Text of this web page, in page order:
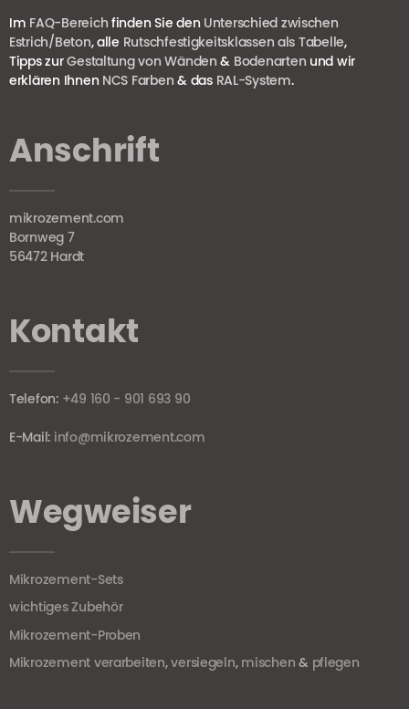
Im FAQ-Bereich finden Sie den Unterschied zwischen
Estrich/Beton, alle Rutschfestigkeitsklassen als Tabelle,
Tipps zurGestaltung von Wänden & Bodenarten und wir
erklären Ihnen NCS Farben & das RAL-System.
Anschrift
mikrozement.com
Bornweg 7
56472 Hardt
Kontakt
Telefon: +49 160 - 901 693 90
E-Mail: info@mikrozement.com
Wegweiser
Mikrozement-Sets
wichtiges Zubehör
Mikrozement-Proben
Mikrozement verarbeiten,versiegeln, mischen & pflegen